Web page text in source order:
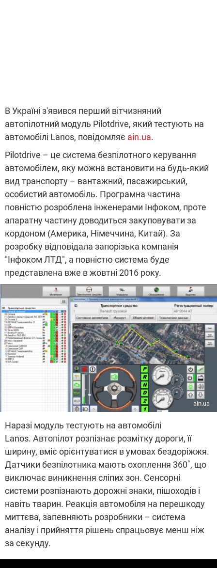
В Україні з'явився перший вітчизняний
автопілотний модуль Pilotdrive, який тестують на
автомобілі Lanos, повідомляє ain.ua.
Pilotdrive – це система безпілотного керування
автомобілем, яку можна встановити на будь-який
вид транспорту – вантажний, пасажирський,
особистий автомобіль. Програмна частина
повністю розроблена інженерами Інфоком, проте
апаратну частину доводиться закуповувати за
кордоном (Америка, Німеччина, Китай). За
розробку відповідала запорізька компанія
"Інфоком ЛТД", а повністю система буде
представлена вже в жовтні 2016 року.
ain.ua
Наразі модуль тестують на автомобілі
Lanos. Автопілот розпізнає розмітку дороги, її
ширину, вміє орієнтуватися в умовах бездоріжжя.
Датчики безпілотника мають охоплення 360˚, що
виключає виникнення сліпих зон. Сенсорні
системи розпізнають дорожні знаки, пішоходів і
навіть тварин. Реакція автомобіля на перешкоду
миттєва, запевняють розробники – система
аналізу і прийняття рішень спрацьовує менш ніж
за секунду.